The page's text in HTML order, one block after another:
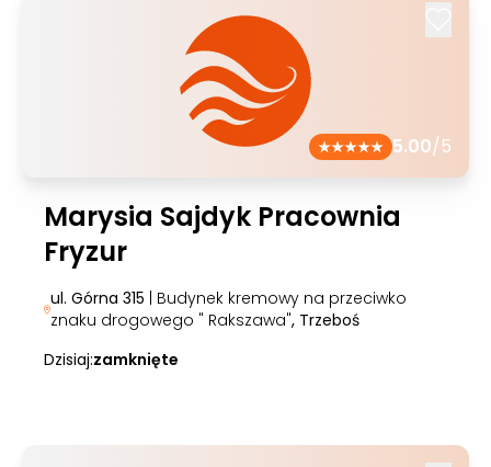
5.00/5
Marysia Sajdyk Pracownia
Fryzur
ul. Górna 315 | Budynek kremowy na przeciwko
znaku drogowego " Rakszawa", Trzeboś
Dzisiaj:zamknięte